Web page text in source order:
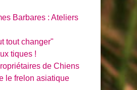
Barbares : Ateliers
tout changer"
tiques !
de Chiens
le frelon asiatique